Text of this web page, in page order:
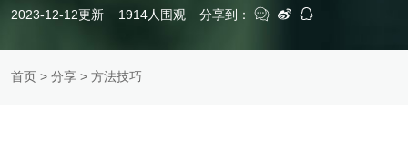
2023-12-12更新 1914人围观 分享到：
首页 > 分享 > 方法技巧